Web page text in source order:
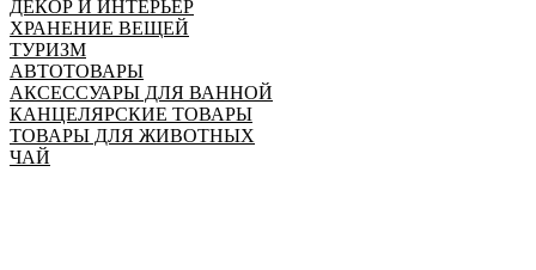
ДЕКОР И ИНТЕРЬЕР
ХРАНЕНИЕ ВЕЩЕЙ
ТУРИЗМ
АВТОТОВАРЫ
АКСЕССУАРЫ ДЛЯ ВАННОЙ
КАНЦЕЛЯРСКИЕ ТОВАРЫ
ТОВАРЫ ДЛЯ ЖИВОТНЫХ
ЧАЙ